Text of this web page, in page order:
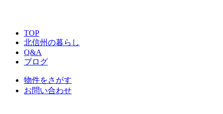
TOP
北信州の暮らし
Q&A
ブログ
物件をさがす
お問い合わせ